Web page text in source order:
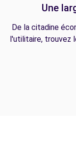
Une
De la citadine
l'utilitaire, trouvez